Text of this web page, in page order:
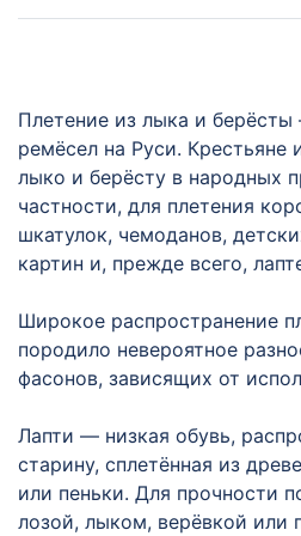
Плетение из лыка и
ремёсел на Руси. Крестьяне
лыко и берёсту в народных
частности, для плетения
шкатулок, чемоданов,
картин и, прежде всего,
Широкое распространение
породило невероятное
фасонов, зависящих от
Лапти — низкая обувь,
старину, сплетённая из
или пеньки. Для прочности
лозой, лыком, верёвкой или